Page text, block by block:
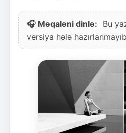
🎧 Məqaləni dinlə:
Bu
versiya hələ